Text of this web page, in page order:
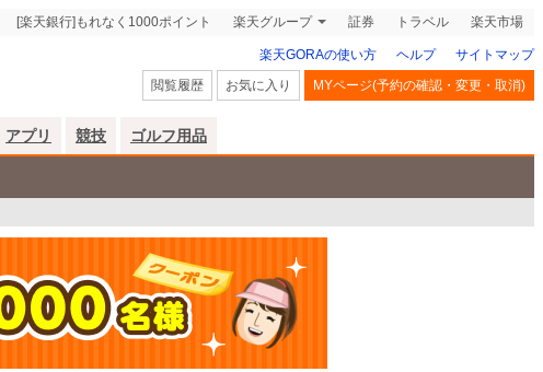
[楽天銀行]もれなく1000ポイント 楽天グループ 証券 トラベル 楽天市場
楽天GORAの使い方 ヘルプ
サイトマップ
閲覧履歴
お気に入り MYページ(予約の確認・変更・取消)
アプリ 競技 ゴルフ用品